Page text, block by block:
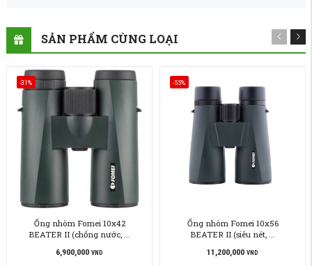
SẢN PHẨM CÙNG LOẠI
-31%
Ống nhòm Fomei 10x42
BEATER II (chống nước, ...
6,900,000 VND
-55%
Ống nhòm Fomei 10x56
BEATER II (siêu nét, ...
11,200,000 VND